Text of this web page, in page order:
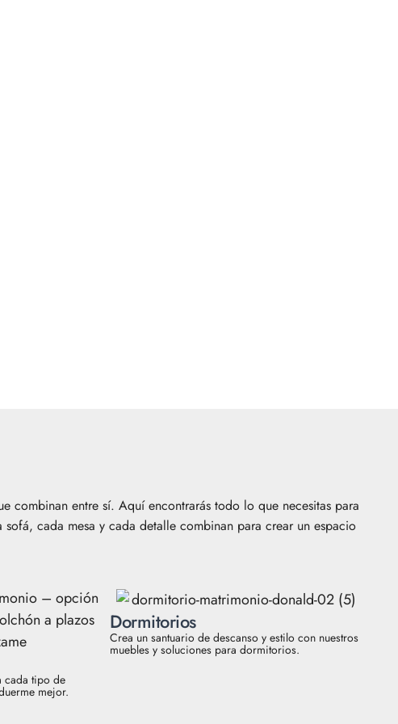
combinan entre sí. Aquí encontrarás todo lo que necesitas para
cada mesa y cada detalle combinan para crear un espacio
cada tipo de
mejor.
Dormitorios
Crea un santuario de descanso y estilo con nuestros
muebles y soluciones para dormitorios.